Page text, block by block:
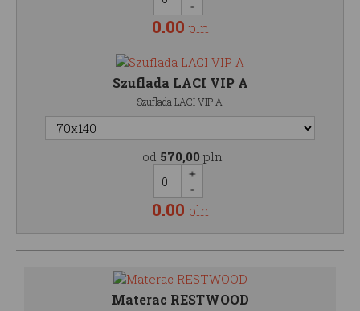
0.00 pln
Szuflada LACI VIP A
Szuflada LACI VIP A
od 570,00 pln
0.00 pln
Materac RESTWOOD